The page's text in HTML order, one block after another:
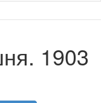
1903